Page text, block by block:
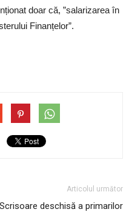
doar că, ”salarizarea în
Finanțelor”.
Articolul următor
Scrisoare deschisă a primarilor